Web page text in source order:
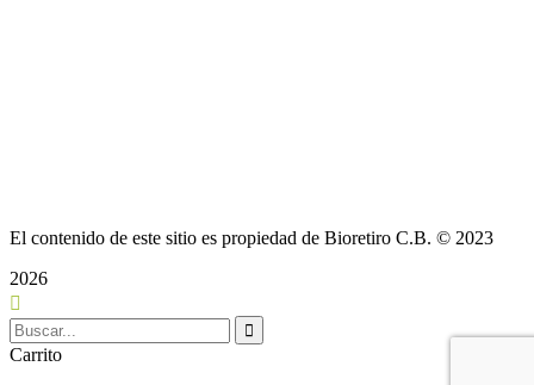
El contenido de este sitio es propiedad de Bioretiro C.B. © 2023
2026
Carrito